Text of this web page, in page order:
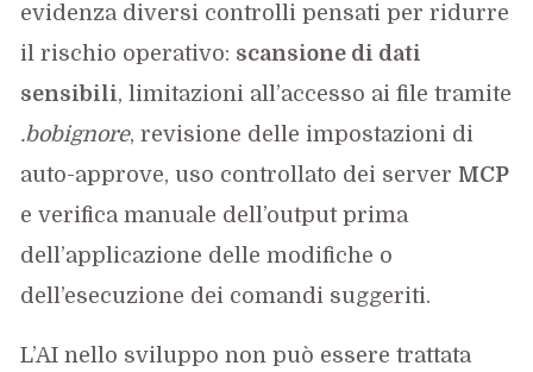
evidenza diversi controlli pensati per ridurre
il rischio operativo: scansione di dati
sensibili, limitazioni all’accesso ai file tramite
.bobignore, revisione delle impostazioni di
auto-approve, uso controllato dei server MCP
e verifica manuale dell’output prima
dell’applicazione delle modifiche o
dell’esecuzione dei comandi suggeriti.
L’AI nello sviluppo non può essere trattata